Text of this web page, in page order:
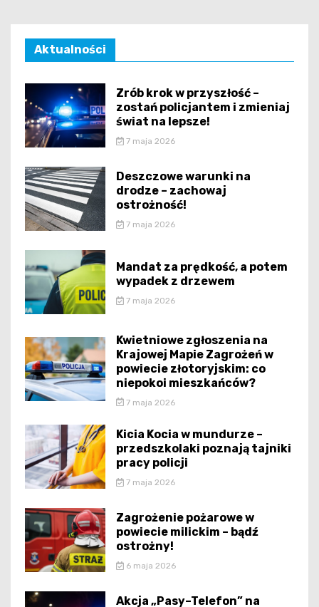
Aktualności
Zrób krok w przyszłość –
zostań policjantem i zmieniaj
świat na lepsze!
7 maja 2026
Deszczowe warunki na
drodze – zachowaj
ostrożność!
7 maja 2026
Mandat za prędkość, a potem
wypadek z drzewem
7 maja 2026
Kwietniowe zgłoszenia na
Krajowej Mapie Zagrożeń w
powiecie złotoryjskim: co
niepokoi mieszkańców?
7 maja 2026
Kicia Kocia w mundurze –
przedszkolaki poznają tajniki
pracy policji
7 maja 2026
Zagrożenie pożarowe w
powiecie milickim – bądź
ostrożny!
6 maja 2026
Akcja „Pasy–Telefon” na